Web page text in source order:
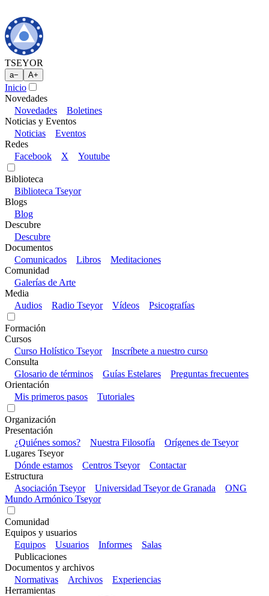
TSEYOR
a− A+
Inicio
Novedades
Novedades
Boletines
Noticias y Eventos
Noticias
Eventos
Redes
Facebook
X Youtube
Biblioteca
Biblioteca Tseyor
Blogs
Blog
Descubre
Descubre
Documentos
Comunicados
Libros
Meditaciones
Comunidad
Galerías de Arte
Media
Audios
Radio Tseyor Vídeos Psicografías
Formación
Cursos
Curso Holístico Tseyor
Inscríbete a nuestro curso
Consulta
Glosario de términos
Guías Estelares
Preguntas frecuentes
Orientación
Mis primeros pasos
Tutoriales
Organización
Presentación
¿Quiénes somos?
Nuestra Filosofía
Orígenes de Tseyor
Lugares Tseyor
Dónde estamos
Centros Tseyor
Contactar
Estructura
Asociación Tseyor
Universidad Tseyor de Granada
ONG
Mundo Armónico Tseyor
Comunidad
Equipos y usuarios
Equipos
Usuarios Informes
Salas
Publicaciones
Documentos y archivos
Normativas
Archivos
Experiencias
Herramientas